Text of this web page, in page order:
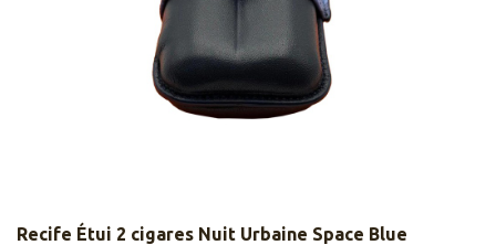
Recife Étui 2 cigares Nuit Urbaine Space Blue